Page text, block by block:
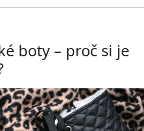
boty – proč si je